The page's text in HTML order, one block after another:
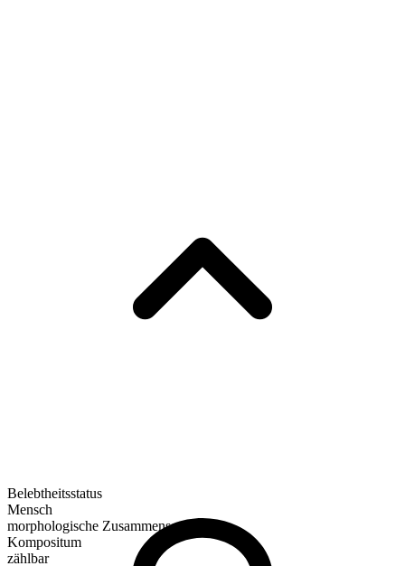
Belebtheitsstatus
Mensch
morphologische Zusammensetzung
Kompositum
zählbar